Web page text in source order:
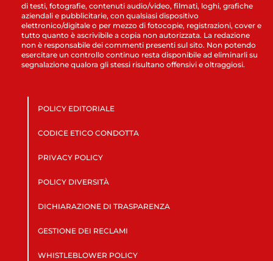
di testi, fotografie, contenuti audio/video, filmati, loghi, grafiche
aziendali e pubblicitarie, con qualsiasi dispositivo
elettronico/digitale o per mezzo di fotocopie, registrazioni, cover e
tutto quanto è ascrivibile a copia non autorizzata. La redazione
non è responsabile dei commenti presenti sul sito. Non potendo
esercitare un controllo continuo resta disponibile ad eliminarli su
segnalazione qualora gli stessi risultano offensivi e oltraggiosi.
POLICY EDITORIALE
CODICE ETICO CONDOTTA
PRIVACY POLICY
POLICY DIVERSITÀ
DICHIARAZIONE DI TRASPARENZA
GESTIONE DEI RECLAMI
WHISTLEBLOWER POLICY